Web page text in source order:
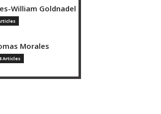
William Goldnadel
Morales
Articles